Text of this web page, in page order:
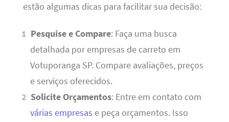
estão algumas dicas para facilitar sua decisão:
Pesquise e Compare: Faça uma busca
detalhada por empresas de carreto em
Votuporanga SP. Compare avaliações, preços
e serviços oferecidos.
Solicite Orçamentos: Entre em contato com
várias empresas e peça orçamentos. Isso